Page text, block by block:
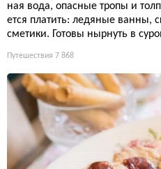
ная вода, опасные тропы и
ется платить: ледяные ванны,
сметики. Готовы нырнуть в
Путешествия 7 868